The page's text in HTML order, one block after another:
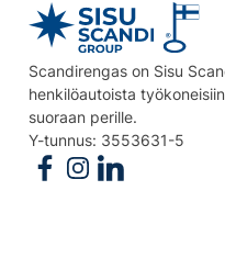
Scandirengas on Sisu
henkilöautoista
suoraan perille.
Y-tunnus: 3553631-5
Follow us on Facebook
Follow us on
Follow us on